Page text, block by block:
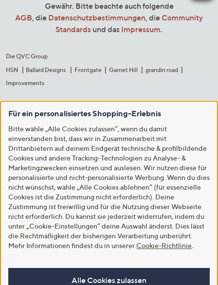
Gewähr. Bitte beachte auch folgende
AGB, die Datenschutzbestimmungen, die Community
Standards und das Impressum.
Die QVC Group
HSN
Ballard Designs Frontgate Garnet Hill
grandin road
Improvements
Für ein personalisiertes Shopping-Erlebnis
Bitte wähle „Alle Cookies zulassen“, wenn du damit
einverstanden bist, dass wir in Zusammenarbeit mit
Drittanbietern auf deinem Endgerät technische & profilbildende
Cookies und andere Tracking-Technologien zu Analyse- &
Marketingzwecken einsetzen und auslesen. Wir nutzen diese für
personalisierte und nicht-personalisierte Werbung. Wenn du dies
nicht wünschst, wähle „Alle Cookies ablehnen“ (für essenzielle
Cookies ist die Zustimmung nicht erforderlich). Deine
Zustimmung ist freiwillig und für die Nutzung dieser Webseite
nicht erforderlich. Du kannst sie jederzeit widerrufen, indem du
unter „Cookie-Einstellungen“ deine Auswahl änderst. Dies lässt
die Rechtmäßigkeit der bisherigen Verarbeitung unberührt.
Mehr Informationen findest du in unserer Cookie-Richtlinie
Alle Cookies zulassen